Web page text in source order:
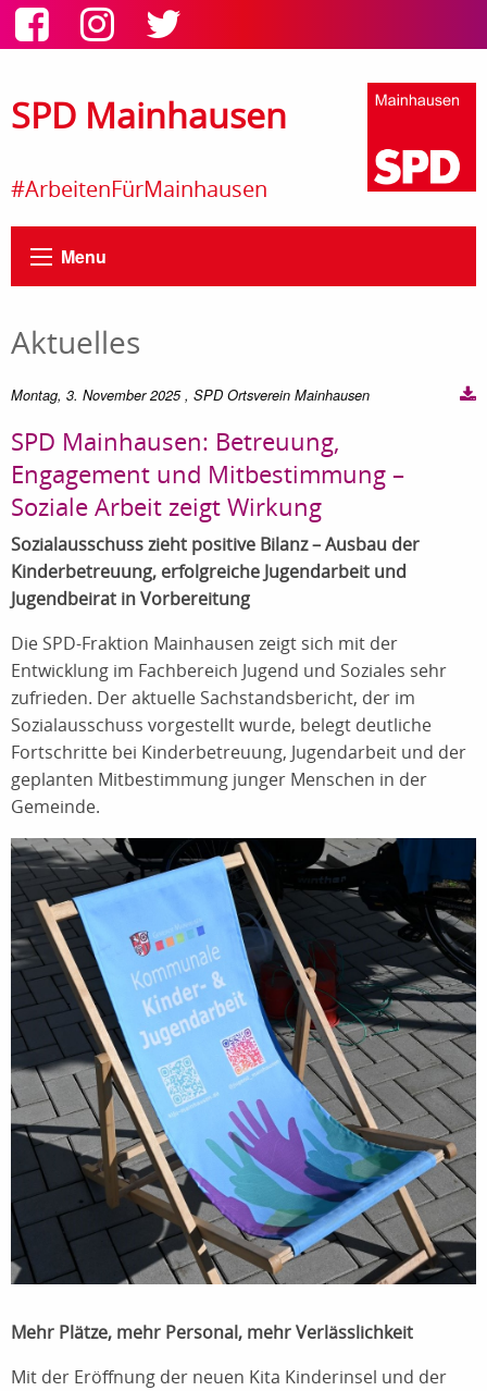
SPD Mainhausen
#ArbeitenFürMainhausen
Menu
Aktuelles
Montag, 3. November 2025 , SPD Ortsverein Mainhausen
SPD Mainhausen: Betreuung,
Engagement und Mitbestimmung –
Soziale Arbeit zeigt Wirkung
Sozialausschuss zieht positive Bilanz – Ausbau der
Kinderbetreuung, erfolgreiche Jugendarbeit und
Jugendbeirat in Vorbereitung
Die SPD-Fraktion Mainhausen zeigt sich mit der
Entwicklung im Fachbereich Jugend und Soziales sehr
zufrieden. Der aktuelle Sachstandsbericht, der im
Sozialausschuss vorgestellt wurde, belegt deutliche
Fortschritte bei Kinderbetreuung, Jugendarbeit und der
geplanten Mitbestimmung junger Menschen in der
Gemeinde.
Mehr Plätze, mehr Personal, mehr Verlässlichkeit
Mit der Eröffnung der neuen Kita Kinderinsel und der